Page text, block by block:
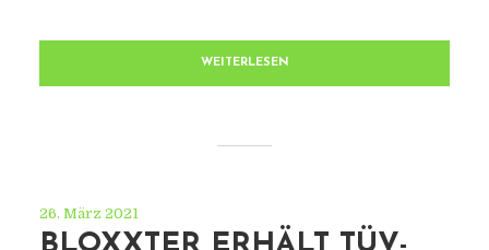
WEITERLESEN
26. März 2021